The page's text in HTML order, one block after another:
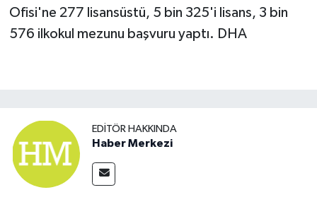
Ofisi'ne 277 lisansüstü, 5 bin 325'i lisans, 3 bin
576 ilkokul mezunu başvuru yaptı. DHA
EDITÖR HAKKINDA
Haber Merkezi